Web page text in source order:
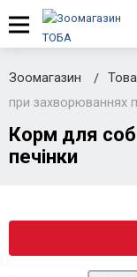
Зоомагазин
при захворюваннях
Корм для
печінки